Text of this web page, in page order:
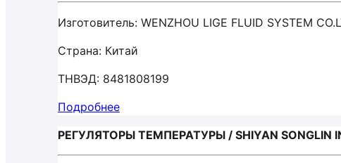
Изготовитель: WENZHOU LIGE FLUID SYSTEM
Страна: Китай
ТНВЭД: 8481808199
Подробнее
РЕГУЛЯТОРЫ ТЕМПЕРАТУРЫ / SHIYAN SONGLIN